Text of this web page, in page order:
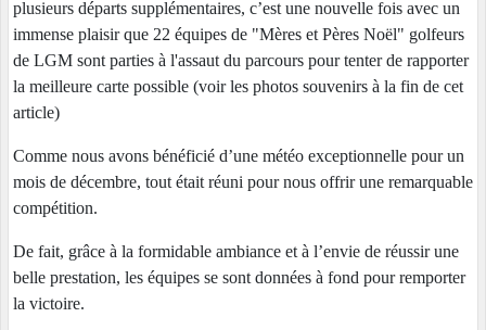
plusieurs départs supplémentaires, c’est une nouvelle fois avec un
immense plaisir que 22 équipes de "Mères et Pères Noël" golfeurs
de LGM sont parties à l'assaut du parcours pour tenter de rapporter
la meilleure carte possible (voir les photos souvenirs à la fin de cet
article)
Comme nous avons bénéficié d’une météo exceptionnelle pour un
mois de décembre, tout était réuni pour nous offrir une remarquable
compétition.
De fait, grâce à la formidable ambiance et à l’envie de réussir une
belle prestation, les équipes se sont données à fond pour remporter
la victoire.